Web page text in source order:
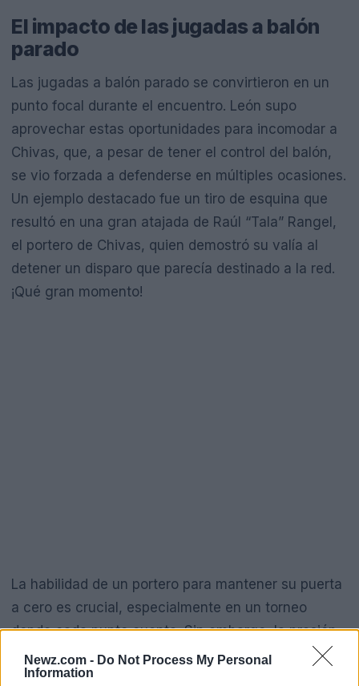
Newz.com - Do Not Process My Personal
Information
El impacto de las jugadas a balón
parado
Las jugadas a balón parado se convirtieron en un
punto focal durante el encuentro. León supo
aprovechar estas oportunidades para incomodar a
Chivas, que, a pesar de tener el control del balón,
se vio forzada a defenderse en múltiples ocasiones.
Un ejemplo destacado fue un tiro de esquina que
resultó en una gran atajada de Raúl “Tala” Rangel,
el portero de Chivas, quien demostró su valía al
detener un disparo que parecía destinado a la red.
¡Qué gran momento!
La habilidad de un portero para mantener su puerta
a cero es crucial, especialmente en un torneo
donde cada punto cuenta. Sin embargo, la presión
constante de León sugiere que Chivas deberá
reforzar su defensa si quiere competir de manera